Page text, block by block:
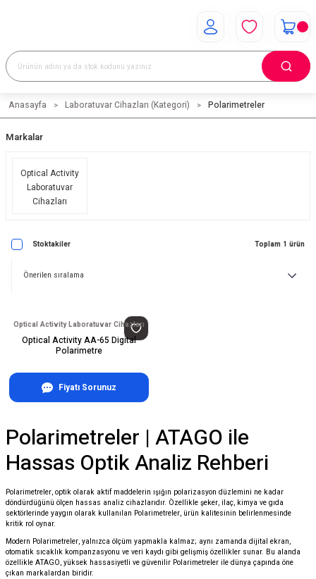
Anasayfa Laboratuvar Cihazları (Kategori) Polarimetreler
Markalar
Optical Activity
Laboratuvar
Cihazları
Stoktakiler Toplam 1 ürün
Optical Activity Laboratuvar Cihazları
Optical Activity AA-65 Digital
Polarimetre
Fiyatı Sorunuz
Polarimetreler | ATAGO ile
Hassas Optik Analiz Rehberi
Polarimetreler, optik olarak aktif maddelerin ışığın polarizasyon düzlemini ne kadar
döndürdüğünü ölçen hassas analiz cihazlarıdır. Özellikle şeker, ilaç, kimya ve gıda
sektörlerinde yaygın olarak kullanılan Polarimetreler, ürün kalitesinin belirlenmesinde
kritik rol oynar.
Modern Polarimetreler, yalnızca ölçüm yapmakla kalmaz; aynı zamanda dijital ekran,
otomatik sıcaklık kompanzasyonu ve veri kaydı gibi gelişmiş özellikler sunar. Bu alanda
özellikle ATAGO, yüksek hassasiyetli ve güvenilir Polarimetreler ile dünya çapında öne
çıkan markalardan biridir.